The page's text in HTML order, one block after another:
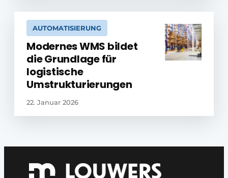
AUTOMATISIERUNG
Modernes WMS bildet
die Grundlage für
logistische
Umstrukturierungen
22. Januar 2026